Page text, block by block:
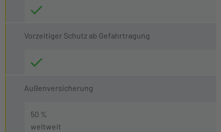
Vorzeitiger Schutz ab Gefahrtragung
Außenversicherung
50 %
weltweit